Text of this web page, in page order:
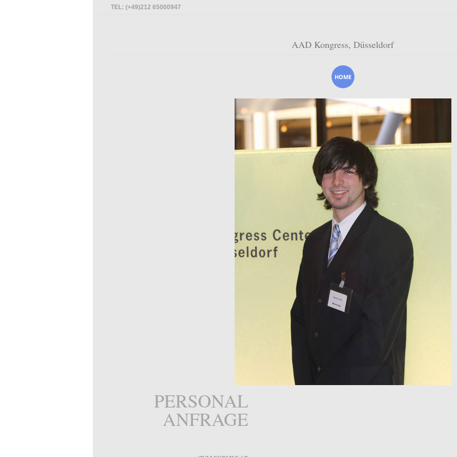
TEL: (+49)212 65000947
HOME
AAD Kongress, Düsseldorf
PERSONAL
ANFRAGE